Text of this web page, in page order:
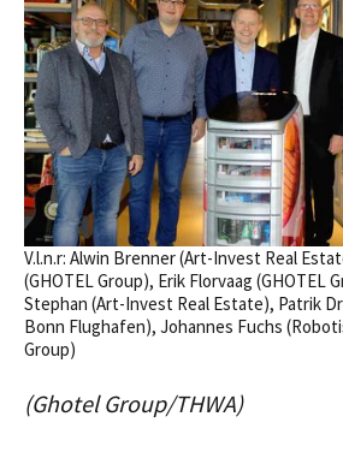
V.l.n.r: Alwin Brenner (Art-Invest Real
(GHOTEL Group), Erik Florvaag (GHOTEL
Stephan (Art-Invest Real Estate), Patrik
Bonn Flughafen), Johannes Fuchs
Group)
(Ghotel Group/THWA)